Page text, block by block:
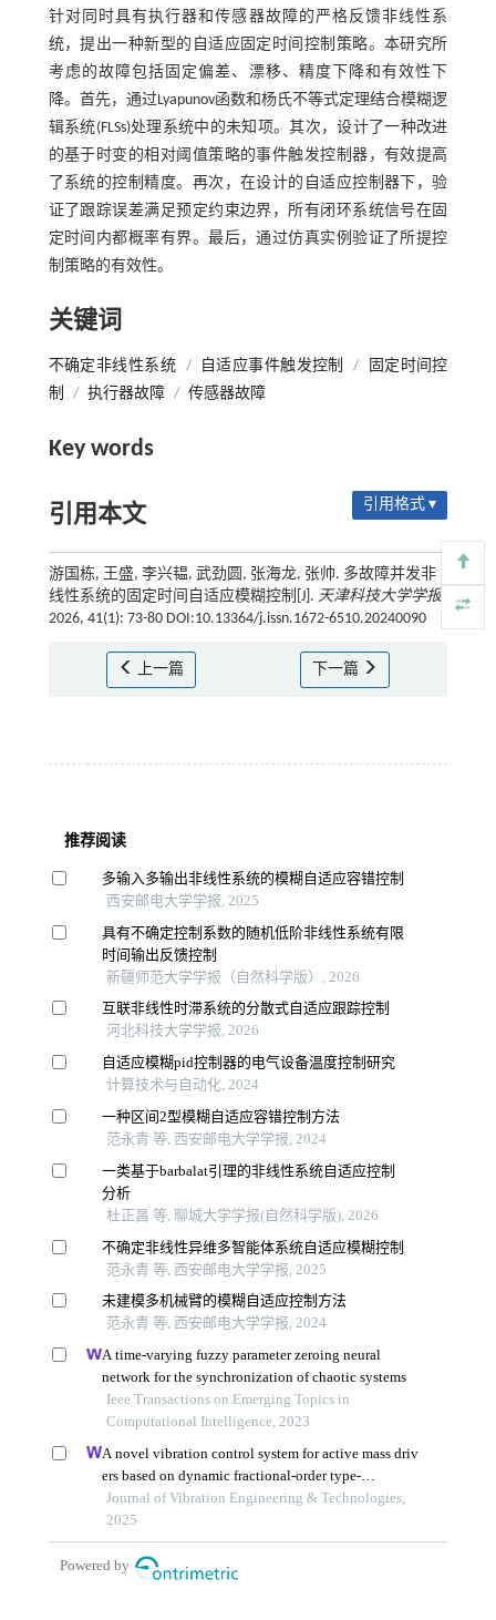
针对同时具有执行器和传感器故障的严格反馈非线性系
统，提出一种新型的自适应固定时间控制策略。本研究所
考虑的故障包括固定偏差、漂移、精度下降和有效性下
降。首先，通过Lyapunov函数和杨氏不等式定理结合模糊逻
辑系统(FLSs)处理系统中的未知项。其次，设计了一种改进
的基于时变的相对阈值策略的事件触发控制器，有效提高
了系统的控制精度。再次，在设计的自适应控制器下，验
证了跟踪误差满足预定约束边界，所有闭环系统信号在固
定时间内都概率有界。最后，通过仿真实例验证了所提控
制策略的有效性。
关键词
不确定非线性系统 / 自适应事件触发控制 /
固定时间控
制
/ 执行器故障 / 传感器故障
Key words
引用本文 引用格式 ▾
游国栋, 王盛, 李兴韫, 武劲圆, 张海龙, 张帅. 多故障并发非
线性系统的固定时间自适应模糊控制[J]. 天津科技大学学报
2026, 41(1): 73-80 DOI:10.13364/j.issn.1672-6510.20240090
上一篇 下一篇